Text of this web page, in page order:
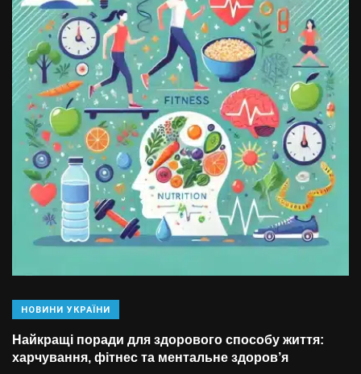
НОВИНИ УКРАЇНИ
Найкращі поради для здорового способу життя:
харчування, фітнес та ментальне здоров’я